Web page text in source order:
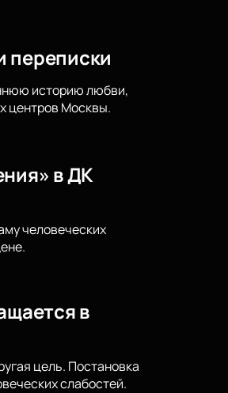
переписки
историю любви,
центров Москвы.
в ДК
человеческих
в
цель. Постановка
слабостей.